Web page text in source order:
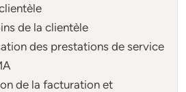
de la clientèle
des prestations de service
de la facturation et